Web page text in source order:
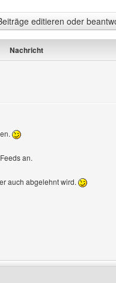
editieren oder
Nachricht
an.
auch abgelehnt wird.